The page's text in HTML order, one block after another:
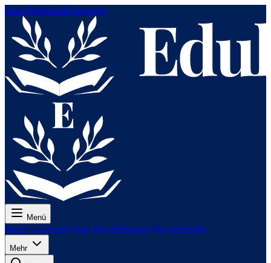
Zum Hauptinhalt springen
Menü
Preise Lektionen Tests Für Prüfungen Für Lehrkräfte
Mehr